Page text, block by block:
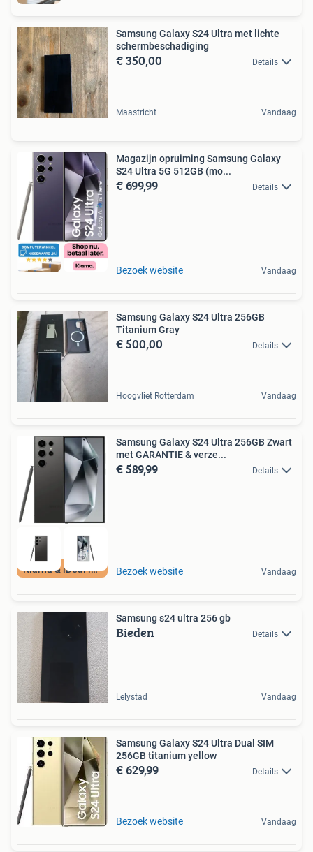
Samsung Galaxy S24 Ultra met lichte
schermbeschadiging
€ 350,00 Details
Maastricht Vandaag
Magazijn opruiming Samsung Galaxy
S24 Ultra 5G 512GB (mo...
€ 699,99 Details
Bezoek website Vandaag
Samsung Galaxy S24 Ultra 256GB
Titanium Gray
€ 500,00 Details
Hoogvliet Rotterdam Vandaag
Klarna & iDeal in3
Samsung Galaxy S24 Ultra 256GB Zwart
met GARANTIE & verze...
€ 589,99 Details
Bezoek website Vandaag
Samsung s24 ultra 256 gb
Bieden Details
Lelystad Vandaag
Samsung Galaxy S24 Ultra Dual SIM
256GB titanium yellow
€ 629,99 Details
Bezoek website Vandaag